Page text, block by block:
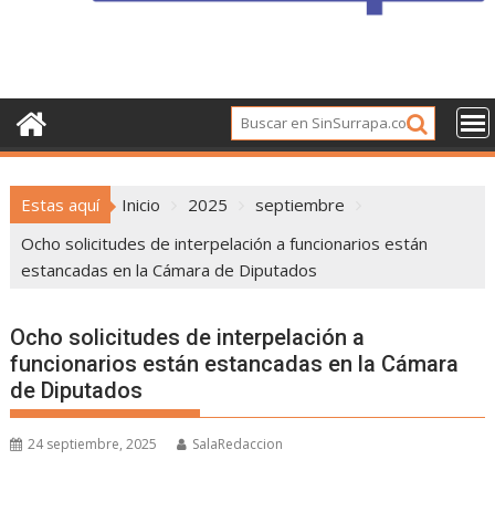
Estas aquí Inicio 2025
septiembre
Ocho solicitudes de interpelación a funcionarios están
estancadas en la Cámara de Diputados
Ocho solicitudes de interpelación a
funcionarios están estancadas en la Cámara
de Diputados
24 septiembre, 2025 SalaRedaccion